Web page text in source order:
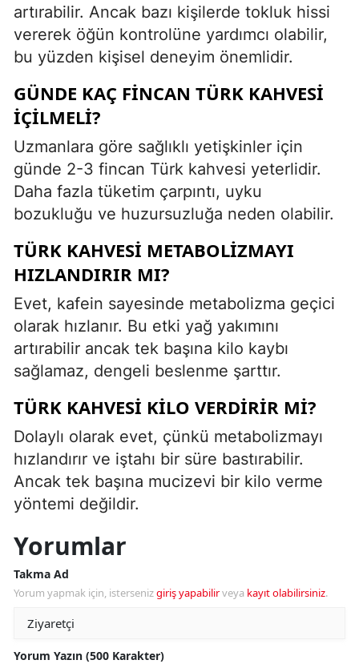
artırabilir. Ancak bazı kişilerde tokluk hissi
vererek öğün kontrolüne yardımcı olabilir,
bu yüzden kişisel deneyim önemlidir.
GÜNDE KAÇ FINCAN TÜRK KAHVESI
IÇILMELI?
Uzmanlara göre sağlıklı yetişkinler için
günde 2-3 fincan Türk kahvesi yeterlidir.
Daha fazla tüketim çarpıntı, uyku
bozukluğu ve huzursuzluğa neden olabilir.
TÜRK KAHVESI METABOLIZMAYI
HIZLANDIRIR MI?
Evet, kafein sayesinde metabolizma geçici
olarak hızlanır. Bu etki yağ yakımını
artırabilir ancak tek başına kilo kaybı
sağlamaz, dengeli beslenme şarttır.
TÜRK KAHVESI KILO VERDIRIR MI?
Dolaylı olarak evet, çünkü metabolizmayı
hızlandırır ve iştahı bir süre bastırabilir.
Ancak tek başına mucizevi bir kilo verme
yöntemi değildir.
Yorumlar
Takma Ad
Yorum yapmak için, istersenizgiriş yapabilirveya kayıt olabilirsiniz.
Yorum Yazın (500 Karakter)